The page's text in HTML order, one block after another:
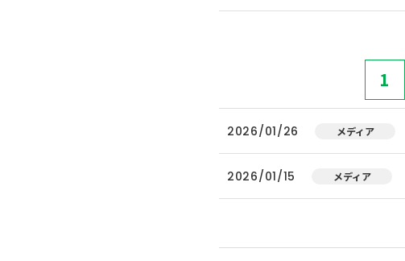
1
2026/01/26 メディア
2026/01/15 メディア